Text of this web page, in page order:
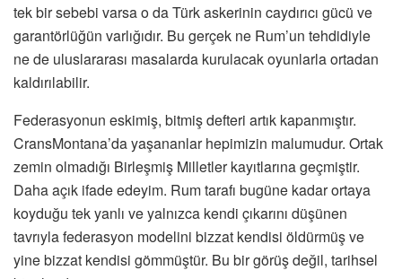
tek bir sebebi varsa o da Türk askerinin caydırıcı gücü ve
garantörlüğün varlığıdır. Bu gerçek ne Rum’un tehdidiyle
ne de uluslararası masalarda kurulacak oyunlarla ortadan
kaldırılabilir.
Federasyonun eskimiş, bitmiş defteri artık kapanmıştır.
CransMontana’da yaşananlar hepimizin malumudur. Ortak
zemin olmadığı Birleşmiş Milletler kayıtlarına geçmiştir.
Daha açık ifade edeyim. Rum tarafı bugüne kadar ortaya
koyduğu tek yanlı ve yalnızca kendi çıkarını düşünen
tavrıyla federasyon modelini bizzat kendisi öldürmüş ve
yine bizzat kendisi gömmüştür. Bu bir görüş değil, tarihsel